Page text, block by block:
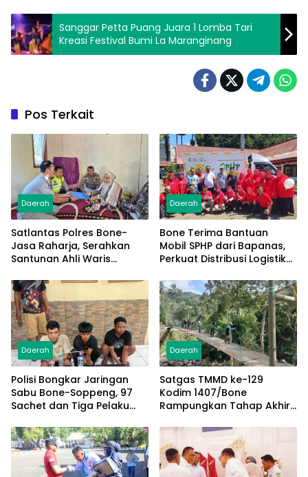
Sanggar Petta Puang Juara 1 Lomba Tari
Kreasi Festival Bumi La Maranginang
Pos Terkait
Daerah
Satlantas Polres Bone-
Jasa Raharja, Serahkan
Santunan Ahli Waris
Rp50 Juta
Daerah
Bone Terima Bantuan
Mobil SPHP dari Bapanas,
Perkuat Distribusi Logistik
Daerah
Polisi Bongkar Jaringan
Sabu Bone-Soppeng, 97
Sachet dan Tiga Pelaku
Daerah
Satgas TMMD ke-129
Kodim 1407/Bone
Rampungkan Tahap Akhir
Pattuku, Jaring Pengaman
Mulai Terpasang